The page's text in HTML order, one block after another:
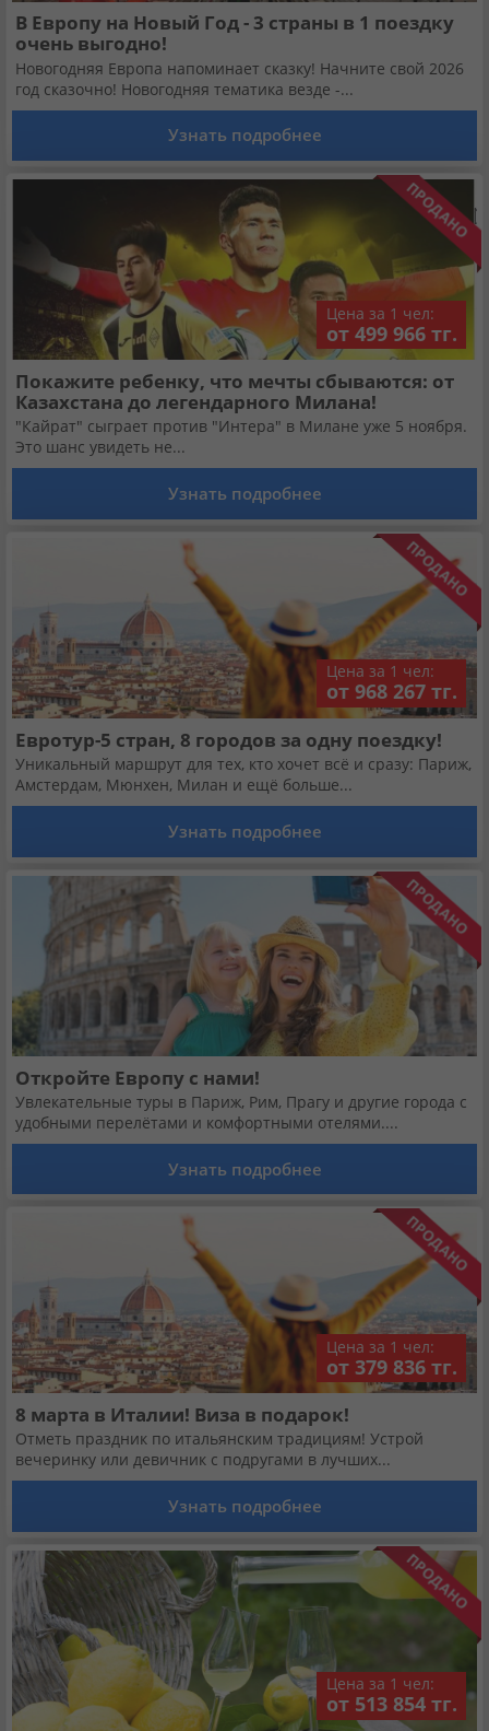
Установи наше мобильное приложение
Загрузить приложение из App Store
Загрузить приложение из Google Play
В Европу на Новый Год - 3 страны в 1 поездку
очень выгодно!
Новогодняя Европа напоминает сказку! Начните свой 2026
год сказочно! Новогодняя тематика везде -...
Узнать подробнее
Цена за 1 чел:
от 499 966 тг.
Покажите ребенку, что мечты сбываются: от
Казахстана до легендарного Милана!
"Кайрат" сыграет против "Интера" в Милане уже 5 ноября.
Это шанс увидеть не...
Узнать подробнее
Цена за 1 чел:
от 968 267 тг.
Евротур-5 стран, 8 городов за одну поездку!
Уникальный маршрут для тех, кто хочет всё и сразу: Париж,
Амстердам, Мюнхен, Милан и ещё больше...
Узнать подробнее
Откройте Европу с нами!
Увлекательные туры в Париж, Рим, Прагу и другие города с
удобными перелётами и комфортными отелями....
Узнать подробнее
Цена за 1 чел:
от 379 836 тг.
8 марта в Италии! Виза в подарок!
Отметь праздник по итальянским традициям! Устрой
вечеринку или девичник с подругами в лучших...
Узнать подробнее
Цена за 1 чел:
от 513 854 тг.